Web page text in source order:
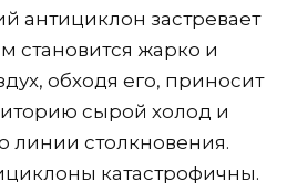
антициклон застревает
становится жарко и
обходя его, приносит
сырой холод и
линии столкновения.
катастрофичны.